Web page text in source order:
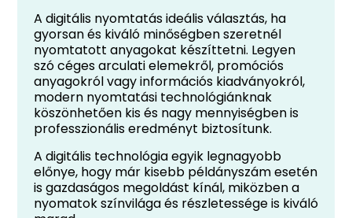
A digitális nyomtatás ideális választás, ha
gyorsan és kiváló minőségben szeretnél
nyomtatott anyagokat készíttetni. Legyen
szó céges arculati elemekről, promóciós
anyagokról vagy információs kiadványokról,
modern nyomtatási technológiánknak
köszönhetően kis és nagy mennyiségben is
professzionális eredményt biztosítunk.
A digitális technológia egyik legnagyobb
előnye, hogy már kisebb példányszám esetén
is gazdaságos megoldást kínál, miközben a
nyomatok színvilága és részletessége is kiváló